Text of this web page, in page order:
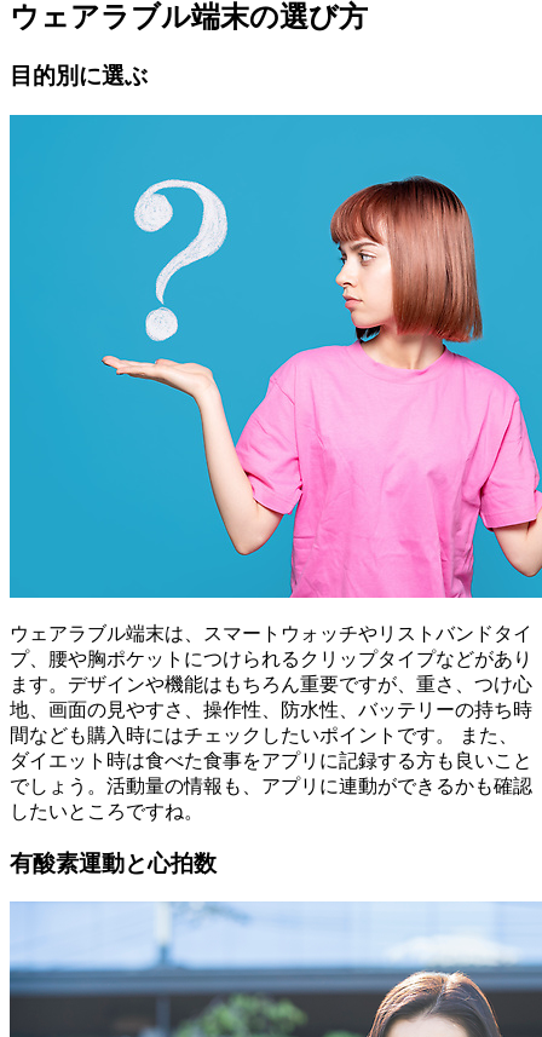
ウェアラブル端末の選び方
目的別に選ぶ
ウェアラブル端末は、スマートウォッチやリストバンドタイ
プ、腰や胸ポケットにつけられるクリップタイプなどがあり
ます。デザインや機能はもちろん重要ですが、重さ、つけ心
地、画面の見やすさ、操作性、防水性、バッテリーの持ち時
間なども購入時にはチェックしたいポイントです。 また、
ダイエット時は食べた食事をアプリに記録する方も良いこと
でしょう。活動量の情報も、アプリに連動ができるかも確認
したいところですね。
有酸素運動と心拍数